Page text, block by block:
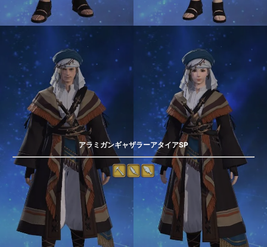
アラミガンギャザラーアタイアSP